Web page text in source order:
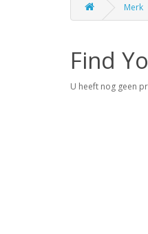
Merk
Find
U heeft nog geen